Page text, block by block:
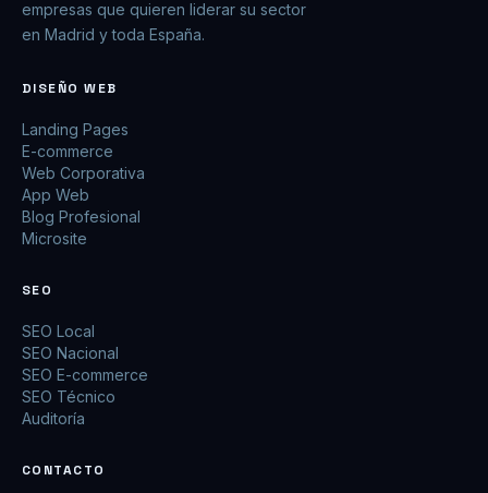
empresas que quieren liderar su sector
en Madrid y toda España.
DISEÑO WEB
Landing Pages
E-commerce
Web Corporativa
App Web
Blog Profesional
Microsite
SEO
SEO Local
SEO Nacional
SEO E-commerce
SEO Técnico
Auditoría
CONTACTO